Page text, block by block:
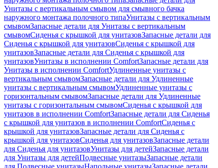
Унитазы с вертикальным смывом для смывного бачка
наружного монтажа полочного типаУнитазы с вертикальным
смывомЗапасные детали для Унитазы с вертикальным
смывомСиденья с крышкой для унитазовЗапасные детали для
Сиденья с крышкой для унитазовСиденья с крышкой для
унитазовЗапасные детали для Сиденья с крышкой для
унитазовУнитазы в исполнении ComfortЗапасные детали для
Унитазы в исполнении ComfortУдлиненные унитазы с
вертикальным смывомЗапасные детали для Удлиненные
унитазы с вертикальным смывомУдлиненные унитазы с
горизонтальным смывомЗапасные детали для Удлиненные
унитазы с горизонтальным смывомСиденья с крышкой для
унитазов в исполнении ComfortЗапасные детали для Сиденья
с крышкой для унитазов в исполнении ComfortСиденья с
крышкой для унитазовЗапасные детали для Сиденья с
крышкой для унитазовСиденья для унитазовЗапасные детали
для Сиденья для унитазовУнитазы для детейЗапасные детали
для Унитазы для детейПодвесные унитазыЗапасные детали
для Подвесные унитазыНапольные унитазыЗапасные детали